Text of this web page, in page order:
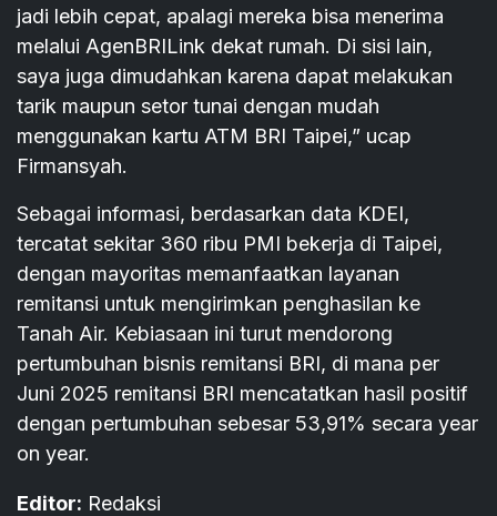
jadi lebih cepat, apalagi mereka bisa menerima
melalui AgenBRILink dekat rumah. Di sisi lain,
saya juga dimudahkan karena dapat melakukan
tarik maupun setor tunai dengan mudah
menggunakan kartu ATM BRI Taipei,” ucap
Firmansyah.
Sebagai informasi, berdasarkan data KDEI,
tercatat sekitar 360 ribu PMI bekerja di Taipei,
dengan mayoritas memanfaatkan layanan
remitansi untuk mengirimkan penghasilan ke
Tanah Air. Kebiasaan ini turut mendorong
pertumbuhan bisnis remitansi BRI, di mana per
Juni 2025 remitansi BRI mencatatkan hasil positif
dengan pertumbuhan sebesar 53,91% secara year
on year.
Editor: Redaksi